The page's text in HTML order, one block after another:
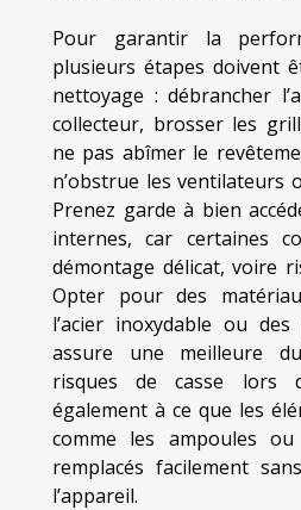
Pour garantir la
plusieurs étapes doivent
nettoyage : débrancher
collecteur, brosser les
ne pas abîmer le
n’obstrue les ventilateurs
Prenez garde à bien
internes, car certaines
démontage délicat, voire
Opter pour des
l’acier inoxydable ou
assure une meilleure
risques de casse lors
également à ce que les
comme les ampoules
remplacés facilement
l’appareil.